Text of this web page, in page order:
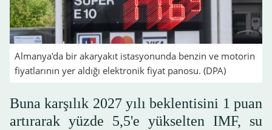
Almanya'da bir akaryakıt istasyonunda benzin ve motorin
fiyatlarının yer aldığı elektronik fiyat panosu. (DPA)
Buna karşılık 2027 yılı beklentisini 1 puan
artırarak yüzde 5,5'e yükselten IMF, su